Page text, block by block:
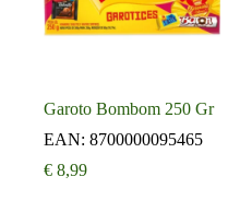
Garoto Bombom 250 Gr
EAN: 8700000095465
€ 8,99